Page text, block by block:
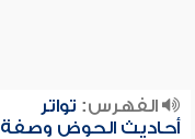
الفهرس: تواتر
أحاديث الحوض وصفة